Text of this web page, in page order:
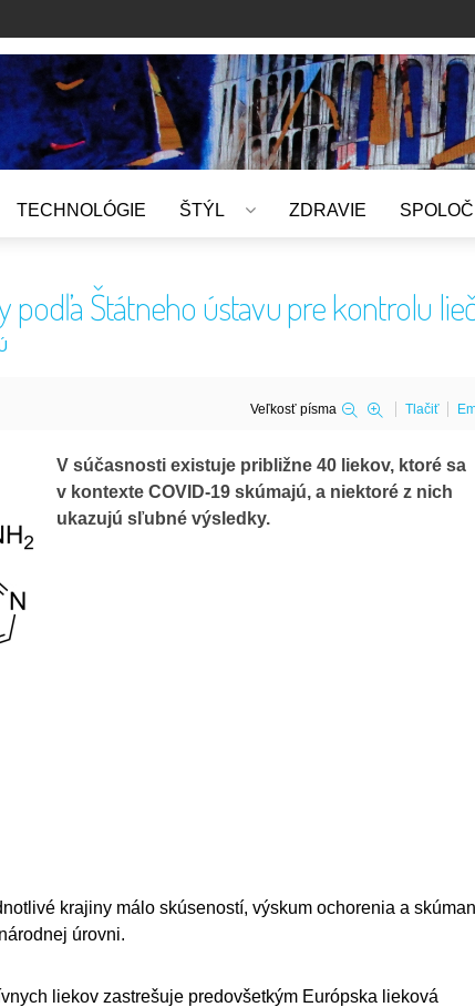
TECHNOLÓGIE ŠTÝL ZDRAVIE
podľa Štátneho ústavu pre kontrolu
Veľkosť písma Tlačiť
V súčasnosti existuje približne 40 liekov, ktoré sa
v kontexte COVID-19 skúmajú, a niektoré z nich
ukazujú sľubné výsledky.
krajiny málo skúseností, výskum ochorenia a
úrovni.
liekov zastrešuje predovšetkým Európska lieková